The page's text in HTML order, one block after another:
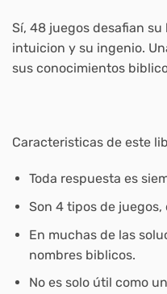
Sí, 48 juegos desafian
intuicion y su ingenio.
sus conocimientos
Caracteristicas de este
Toda respuesta es
Son 4 tipos de
En muchas de las
nombres biblicos.
No es solo útil como